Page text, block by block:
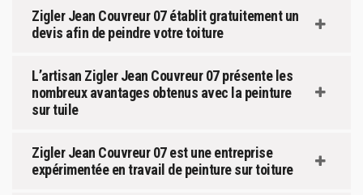
Zigler Jean Couvreur 07 établit gratuitement un
devis afin de peindre votre toiture
L’artisan Zigler Jean Couvreur 07 présente les
nombreux avantages obtenus avec la peinture
sur tuile
Zigler Jean Couvreur 07 est une entreprise
expérimentée en travail de peinture sur toiture